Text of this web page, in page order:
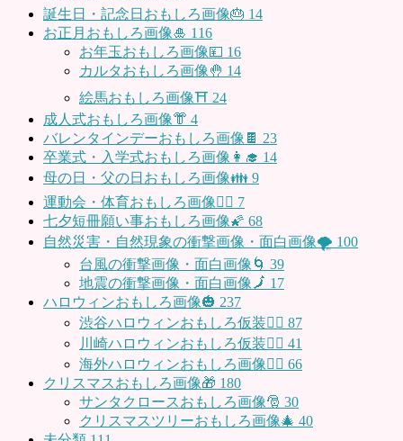
誕生日・記念日おもしろ画像🎂 14
お正月おもしろ画像🎍 116
お年玉おもしろ画像💴 16
カルタおもしろ画像🤚 14
絵馬おもしろ画像⛩ 24
成人式おもしろ画像👘 4
バレンタインデーおもしろ画像🍫 23
卒業式・入学式おもしろ画像👩‍🎓 14
母の日・父の日おもしろ画像👪 9
運動会・体育おもしろ画像🤸‍♂️ 7
七夕短冊願い事おもしろ画像🌠 68
自然災害・自然現象の衝撃画像・面白画像🌪 100
台風の衝撃画像・面白画像🌀 39
地震の衝撃画像・面白画像🗾 17
ハロウィンおもしろ画像🎃 237
渋谷ハロウィンおもしろ仮装👯‍♂️ 87
川崎ハロウィンおもしろ仮装🧞‍♀️ 41
海外ハロウィンおもしろ画像🧛‍♂️ 66
クリスマスおもしろ画像🎁 180
サンタクロースおもしろ画像🎅 30
クリスマスツリーおもしろ画像🎄 40